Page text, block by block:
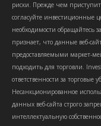
риски. Прежде чем
согласуйте инвестиционные
необходимости обращайтесь
признает, что данные веб-
предоставляемыми маркет-
подходить для торговли.
ответственности за
Несанкционированное
данных веб-сайта строго
интеллектуальную